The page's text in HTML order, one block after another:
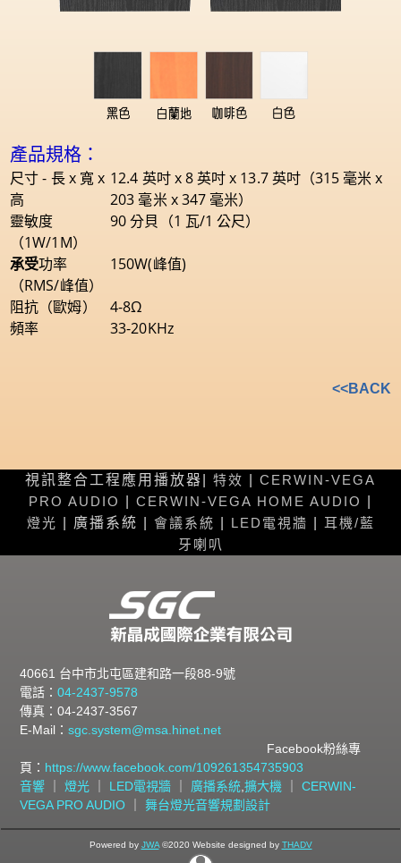
產品規格：
尺寸 - 長 x 寬 x
高
12.4 英吋 x 8 英吋 x 13.7 英吋（315 毫米 x
203 毫米 x 347 毫米）
靈敏度
（1W/1M）
90 分貝（1 瓦/1 公尺）
承受功率
（RMS/峰值）
150W(峰值)
阻抗（歐姆）
4-8Ω
頻率
33-20KHz
<<BACK
視訊整合工程應用播放器| 特效
CERWIN-VEGA
PRO AUDIO
CERWIN-VEGA HOME AUDIO
燈光 | 廣播系統 | 會議系統 LED電視牆
耳機/藍
牙喇叭
40661 台中市北屯區建和路一段88-9號
電話：04-2437-9578
傳真：04-2437-3567
E-Mail：sgc.system@msa.hinet.net
Facebook粉絲專
頁： https://www.facebook.com/109261354735903
音響 ｜燈光 LED電視牆 廣播系統 ,擴大機 ｜CERWIN-
VEGA PRO AUDIO ｜舞台燈光音響規劃設計
Powered by JWA©2020 Website designed by THADV